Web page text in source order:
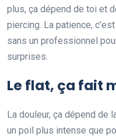
plus, ça dépend de toi et
piercing. La patience,
sans un professionnel
surprises.
Le flat, ça fait
La douleur, ça dépend de
un poil plus intense que